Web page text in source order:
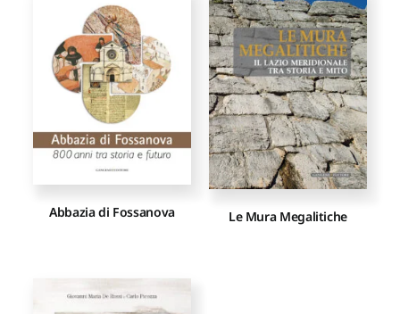
Proposte di pubblicazione
Gangemi Editore
Newsletter
Abbazia di Fossanova Le Mura Megalitiche